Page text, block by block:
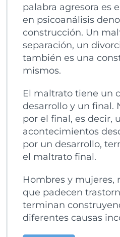
palabra agresora es
en psicoanálisis
construcción. Un
separación, un
también es una
mismos.
El maltrato tiene un
desarrollo y un final.
por el final, es decir,
acontecimientos
por un desarrollo,
el maltrato final.
Hombres y mujeres,
que padecen
terminan
diferentes causas